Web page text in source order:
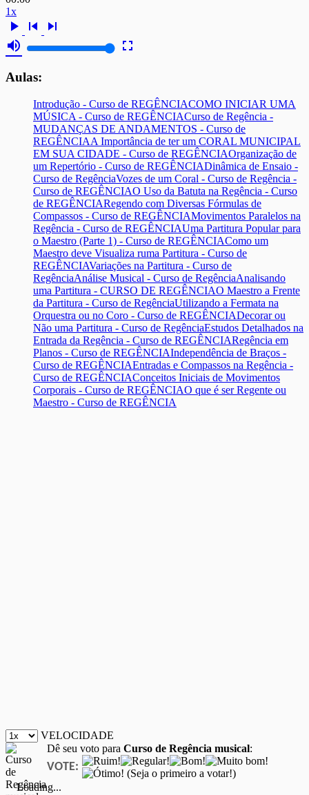
1x
play_arrow skip_previous
skip_next
volume_up
fullscreen
Aulas:
Introdução - Curso de REGÊNCIACOMO INICIAR UMA
MÚSICA - Curso de REGÊNCIACurso de Regência -
MUDANÇAS DE ANDAMENTOS - Curso de
REGÊNCIAA Importância de ter um CORAL MUNICIPAL
EM SUA CIDADE - Curso de REGÊNCIAOrganização de
um Repertório - Curso de REGÊNCIADinâmica de Ensaio -
Curso de RegênciaVozes de um Coral - Curso de Regência -
Curso de REGÊNCIAO Uso da Batuta na Regência - Curso
de REGÊNCIARegendo com Diversas Fórmulas de
Compassos - Curso de REGÊNCIAMovimentos Paralelos na
Regência - Curso de REGÊNCIAUma Partitura Popular para
o Maestro (Parte 1) - Curso de REGÊNCIAComo um
Maestro deve Visualiza ruma Partitura - Curso de
REGÊNCIAVariações na Partitura - Curso de
RegênciaAnálise Musical - Curso de RegênciaAnalisando
uma Partitura - CURSO DE REGÊNCIAO Maestro a Frente
da Partitura - Curso de RegênciaUtilizando a Fermata na
Orquestra ou no Coro - Curso de REGÊNCIADecorar ou
Não uma Partitura - Curso de RegênciaEstudos Detalhados na
Entrada da Regência - Curso de REGÊNCIARegência em
Planos - Curso de REGÊNCIAIndependência de Braços -
Curso de REGÊNCIAEntradas e Compassos na Regência -
Curso de REGÊNCIAConceitos Iniciais de Movimentos
Corporais - Curso de REGÊNCIAO que é ser Regente ou
Maestro - Curso de REGÊNCIA
VELOCIDADE
Dê seu voto para Curso de Regência musical:
VOTE:
(Seja o primeiro a votar!)
Loading...